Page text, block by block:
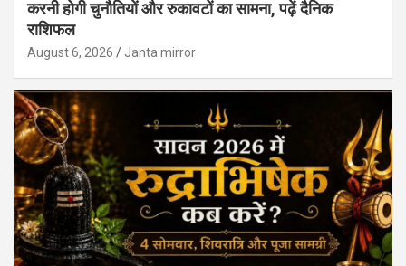
करनी होगी चुनौतियों और रुकावटों का सामना, पढ़ें दैनिक
राशिफल
August 6, 2026 Janta mirror